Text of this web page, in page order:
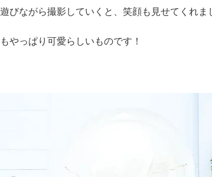
びながら撮影していくと、笑顔も見せてくれま
やっぱり可愛らしいものです！